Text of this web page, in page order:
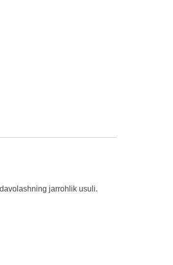
jarrohlik usuli.